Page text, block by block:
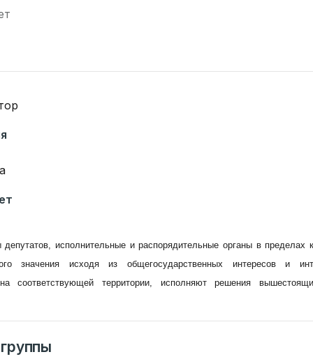
исполнительные и распорядительные органы в пределах
значения исходя из общегосударственных интересов и
соответствующей территории, исполняют решения